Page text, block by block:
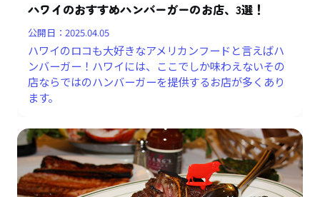
ハワイのおすすめハンバーガーのお店、3選！
公開日：2025.04.05
ハワイのロコも大好きなアメリカンフードと言えばハ
ンバーガー！ハワイには、ここでしか味わえないその
店ならではのハンバーガーを提供するお店が多くあり
ます。